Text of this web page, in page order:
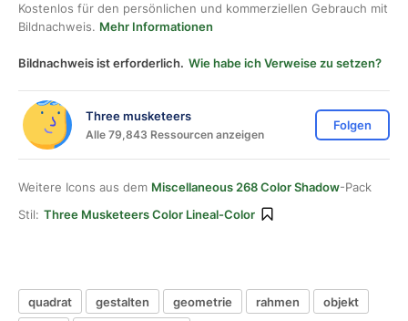
Kostenlos für den persönlichen und kommerziellen Gebrauch mit
Bildnachweis. Mehr Informationen
Bildnachweis ist erforderlich. Wie habe ich Verweise zu setzen?
Three musketeers
Alle 79,843 Ressourcen anzeigen
Folgen
Weitere Icons aus dem Miscellaneous 268 Color Shadow-Pack
Stil: Three Musketeers Color Lineal-Color
quadrat gestalten geometrie rahmen
objekt